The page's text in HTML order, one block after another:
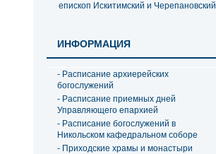
епископ Искитимский и Черепановский
ИНФОРМАЦИЯ
- Расписание архиерейских
богослужений
- Расписание приемных дней
Управляющего епархией
- Расписание богослужений в
Никольском кафедральном соборе
- Приходские храмы и монастыри